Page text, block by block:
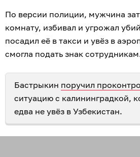
По версии полиции, мужчина
комнату, избивал и угрожал
посадил её в такси и увёз в
смогла подать знак
Бастрыкин поручил
ситуацию с калининградкой,
едва не увёз в Узбекистан.